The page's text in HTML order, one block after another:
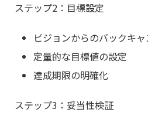
ステップ2：目標設定
ビジョンからのバックキ
定量的な目標値の設定
達成期限の明確化
ステップ3：妥当性検証